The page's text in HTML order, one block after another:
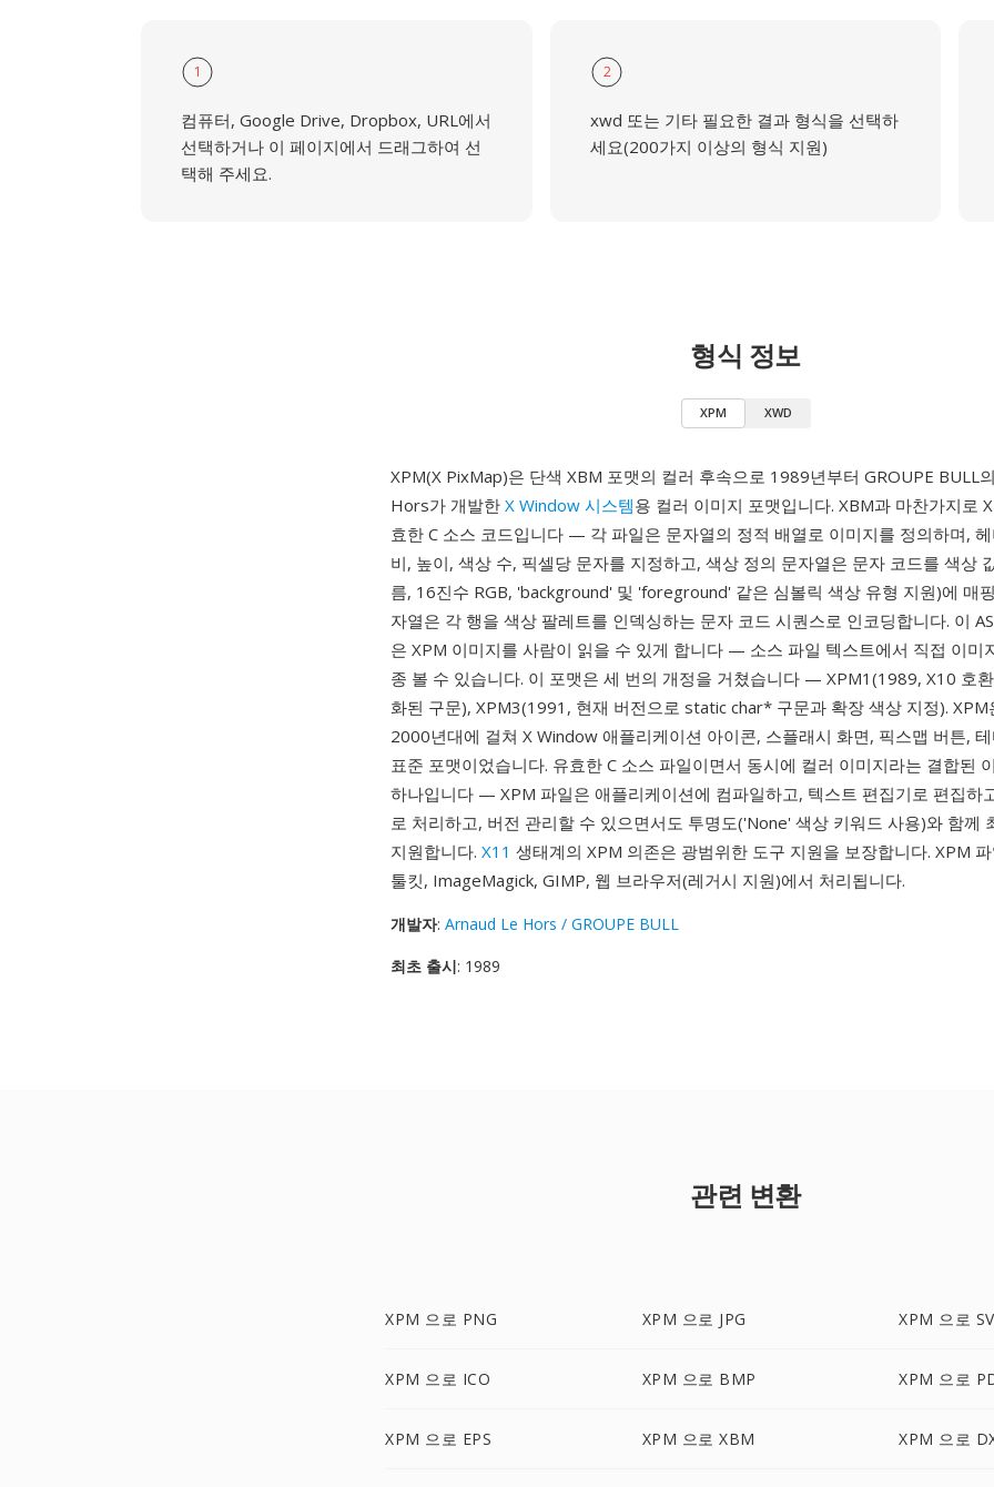
1
컴퓨터, Google Drive, Dropbox, URL에서
선택하거나 이 페이지에서 드래그하여 선
택해 주세요.
2
xwd 또는 기타 필요한 결과 형식을 선택하
세요(200가지 이상의 형식 지원)
형식 정보
XPM XWD
XPM(X PixMap)은 단색 XBM 포맷의 컬러 후속으로 1989년부터 GROUPE BULL
Hors가 개발한 X Window 시스템용 컬러 이미지 포맷입니다. XBM과 마찬가지로
효한 C 소스 코드입니다 — 각 파일은 문자열의 정적 배열로 이미지를 정의하며,
비, 높이, 색상 수, 픽셀당 문자를 지정하고, 색상 정의 문자열은 문자 코드를 색상
름, 16진수 RGB, 'background' 및 'foreground' 같은 심볼릭 색상 유형 지원)에 매
자열은 각 행을 색상 팔레트를 인덱싱하는 문자 코드 시퀀스로 인코딩합니다. 이
은 XPM 이미지를 사람이 읽을 수 있게 합니다 — 소스 파일 텍스트에서 직접 이미
종 볼 수 있습니다. 이 포맷은 세 번의 개정을 거쳤습니다 — XPM1(1989, X10 호
화된 구문), XPM3(1991, 현재 버전으로 static char* 구문과 확장 색상 지정).
2000년대에 걸쳐 X Window 애플리케이션 아이콘, 스플래시 화면, 픽스맵 버튼,
표준 포맷이었습니다. 유효한 C 소스 파일이면서 동시에 컬러 이미지라는 결합된
하나입니다 — XPM 파일은 애플리케이션에 컴파일하고, 텍스트 편집기로 편집하
로 처리하고, 버전 관리할 수 있으면서도 투명도('None' 색상 키워드 사용)와 함께
지원합니다. X11 생태계의 XPM 의존은 광범위한 도구 지원을 보장합니다. XPM
툴킷, ImageMagick, GIMP, 웹 브라우저(레거시 지원)에서 처리됩니다.
개발자: Arnaud Le Hors / GROUPE BULL
최초 출시: 1989
관련 변환
XPM 으로 PNG XPM 으로 JPG XPM 으로
XPM 으로 ICO XPM 으로 BMP XPM 으로
XPM 으로 EPS XPM 으로 XBM XPM 으로